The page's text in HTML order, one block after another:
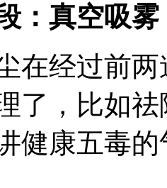
：真空吸雾
经过前两
了，比如
健康五毒